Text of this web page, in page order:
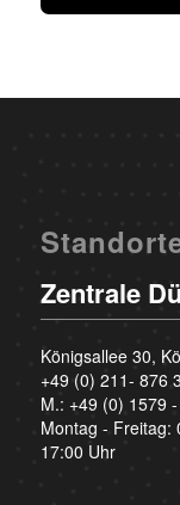
Zentrale
Königsallee 30,
+49 (0) 211- 876
M.: +49 (0) 1579
Montag - Freitag:
17:00 Uhr